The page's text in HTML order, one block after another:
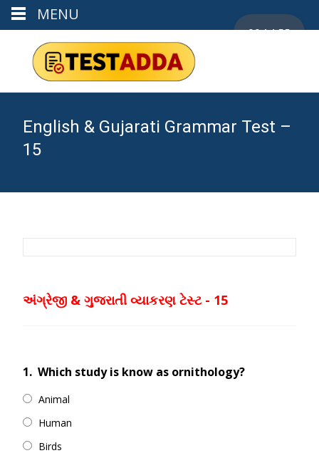
English & Gujarati Grammar Test –
15
00:14:55
અંગ્રેજી & ગુજરાતી વ્યાકરણ ટેસ્ટ - 15
1. Which study is know as ornithology?
Animal
Human
Birds
MENU